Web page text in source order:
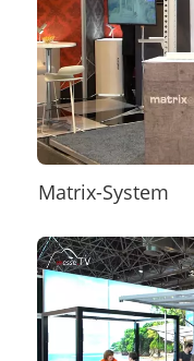
Matrix-System